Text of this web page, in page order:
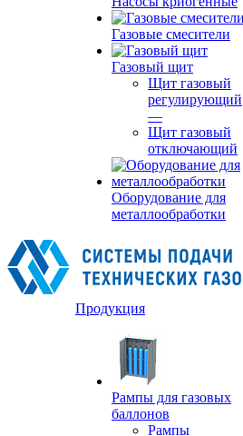
Газовые смесители
Газовый щит
Щит газовый
регулирующий
—
Щит газовый
отключающий
Оборудование для
металлообработки
Продукция
Рампы для газовых
баллонов
Рампы